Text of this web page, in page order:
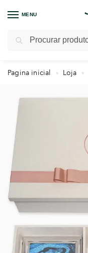
MENU
Pagina inicial » Loja »